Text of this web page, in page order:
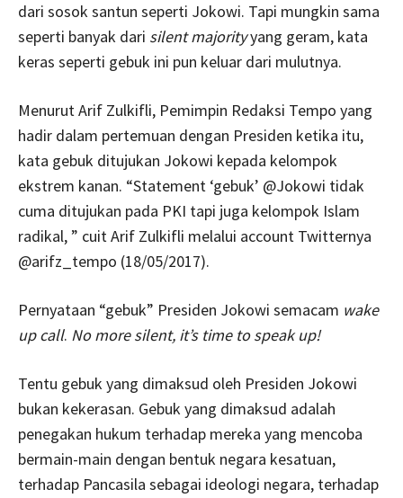
dari sosok santun seperti Jokowi. Tapi mungkin sama
seperti banyak dari silent majorityyang geram, kata
keras seperti gebuk ini pun keluar dari mulutnya.
Menurut Arif Zulkifli, Pemimpin Redaksi Tempo yang
hadir dalam pertemuan dengan Presiden ketika itu,
kata gebuk ditujukan Jokowi kepada kelompok
ekstrem kanan. “Statement ‘gebuk’ @Jokowi tidak
cuma ditujukan pada PKI tapi juga kelompok Islam
radikal, ” cuit Arif Zulkifli melalui account Twitternya
@arifz_tempo (18/05/2017).
Pernyataan “gebuk” Presiden Jokowi semacam wake
up call. No more silent, it’s time to speak up!
Tentu gebuk yang dimaksud oleh Presiden Jokowi
bukan kekerasan. Gebuk yang dimaksud adalah
penegakan hukum terhadap mereka yang mencoba
bermain-main dengan bentuk negara kesatuan,
terhadap Pancasila sebagai ideologi negara, terhadap